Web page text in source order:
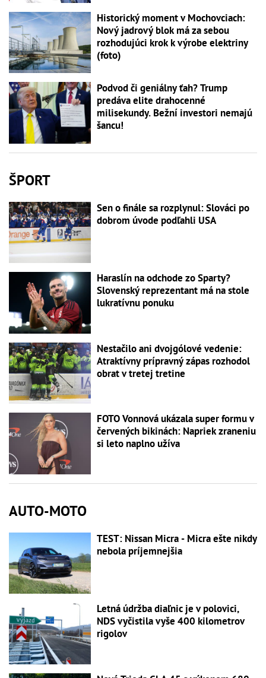
Historický moment v Mochovciach:
Nový jadrový blok má za sebou
rozhodujúci krok k výrobe elektriny
(foto)
Podvod či geniálny ťah? Trump
predáva elite drahocenné
milisekundy. Bežní investori nemajú
šancu!
ŠPORT
Sen o finále sa rozplynul: Slováci po
dobrom úvode podľahli USA
Haraslín na odchode zo Sparty?
Slovenský reprezentant má na stole
lukratívnu ponuku
Nestačilo ani dvojgólové vedenie:
Atraktívny prípravný zápas rozhodol
obrat v tretej tretine
FOTO Vonnová ukázala super formu v
červených bikinách: Napriek zraneniu
si leto naplno užíva
AUTO-MOTO
TEST: Nissan Micra - Micra ešte nikdy
nebola príjemnejšia
Letná údržba diaľnic je v polovici,
NDS vyčistila vyše 400 kilometrov
rigolov